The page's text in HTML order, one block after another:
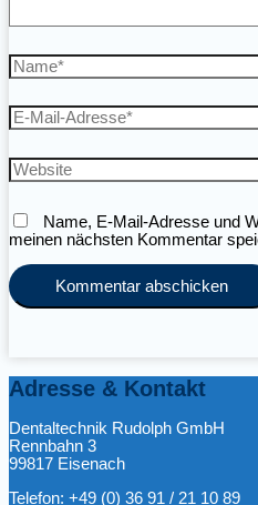
Name*
E-
Mail-
Website
Name, E-Mail-Adresse und
meinen nächsten Kommentar
Adresse & Kontakt
Dentaltechnik Rudolph GmbH
Rennbahn 3
99817 Eisenach
Telefon: +49 (0) 36 91 / 21 10 89